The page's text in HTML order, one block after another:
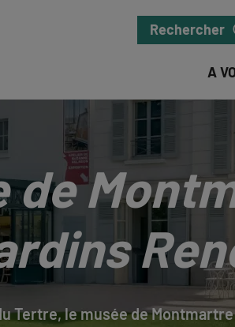
Rechercher
A
de
Tertre, le musée de